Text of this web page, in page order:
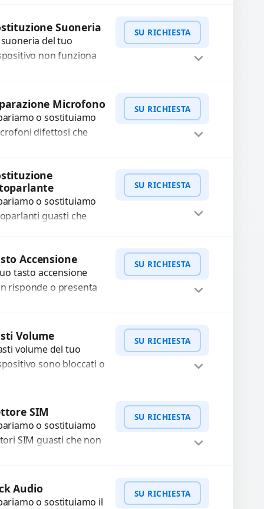
esauriti?
la...
WhatsApp
Suoneria
suoneria del tuo
non funziona
con interventi
e componenti...
SU RICHIESTA
WhatsApp
Microfono
o sostituiamo
difettosi che
chiamate. Diagnosi
e ricambi di...
SU RICHIESTA
Preventivo WhatsApp
o sostituiamo
guasti che
ricambi di alta
garantiti per 3...
SU RICHIESTA
WhatsApp
Accensione
tasto accensione
risponde o presenta
o sostituzione
componenti
SU RICHIESTA
WhatsApp
Volume
volume del tuo
sono bloccati o
con
SU RICHIESTA
WhatsApp
SIM
o sostituiamo
SIM guasti che non
ricambi testati
SU RICHIESTA
WhatsApp
Audio
o sostituiamo il
SU RICHIESTA